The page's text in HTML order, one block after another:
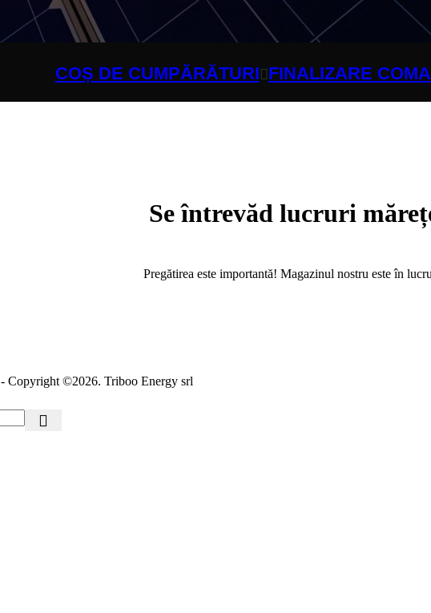
COȘ DE CUMPĂRĂTURI FINALIZARE
Se întrevăd lucruri
Pregătirea este importantă! Magazinul nostru este în
- Copyright ©2026. Triboo Energy srl